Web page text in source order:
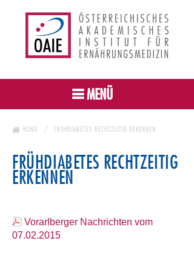
MENÜ
HOME FRÜHDIABETES RECHTZEITIG ERKENNEN
FRÜHDIABETES RECHTZEITIG
ERKENNEN
Vorarlberger Nachrichten vom
07.02.2015